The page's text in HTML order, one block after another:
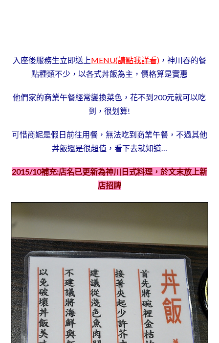
入座後服務生立即送上MENU(請點我詳看)，神川吞的餐
點種類不少，以各式丼飯為主，價格算是實惠
他們家的商業午餐經常變換菜色，花不到200元就可以吃
到，很划算!
可惜商妮是假日前往用餐，無法吃到商業午餐，不過其他
丼飯還是很超值，看下去就知道…
2015/10補充:店名已更新為神川日式料理，於文末放上新
店招牌